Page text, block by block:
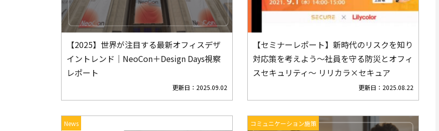
【2025】世界が注目する最新オフィスデザ
イントレンド｜NeoCon＋Design Days視察
レポート
更新日： 2025.09.02
【セミナーレポート】新時代のリスクを知り
対応策を考えよう～社員を守る防災とオフィ
スセキュリティ～ リリカラ×セキュア
更新日： 2025.08.22
News コミュニケーション施策